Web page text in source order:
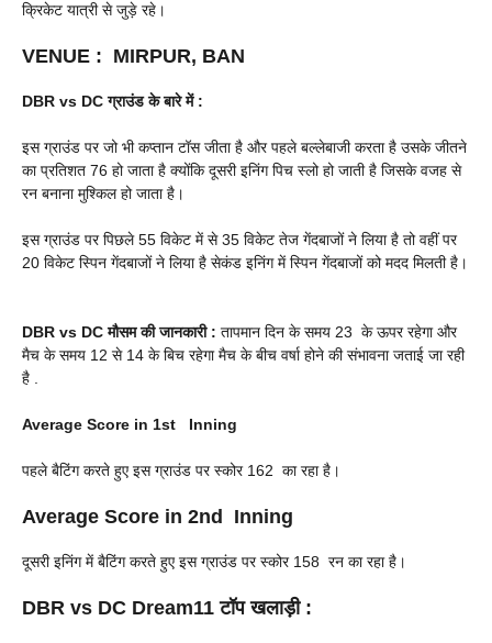
क्रिकेट यात्री से जुड़े रहे।
VENUE : MIRPUR, BAN
DBR vs DCग्राउंड के बारे में :
इस ग्राउंड पर जो भी कप्तान टॉस जीता है और पहले बल्लेबाजी करता है उसके जीतने
का प्रतिशत 76 हो जाता है क्योंकि दूसरी इनिंग पिच स्लो हो जाती है जिसके वजह से
रन बनाना मुश्किल हो जाता है।
इस ग्राउंड पर पिछले 55 विकेट में से 35 विकेट तेज गेंदबाजों ने लिया है तो वहीं पर
20 विकेट स्पिन गेंदबाजों ने लिया है सेकंड इनिंग में स्पिन गेंदबाजों को मदद मिलती है।
DBR vs DCमौसम की जानकारी : तापमान दिन के समय 23 के ऊपर रहेगा और
मैच के समय 12 से 14 के बिच रहेगा मैच के बीच वर्षा होने की संभावना जताई जा रही
है .
Average Score in 1st Inning
पहले बैटिंग करते हुए इस ग्राउंड पर स्कोर 162 का रहा है।
Average Score in 2nd Inning
दूसरी इनिंग में बैटिंग करते हुए इस ग्राउंड पर स्कोर 158 रन का रहा है।
DBR vs DC Dream11 टॉप खलाड़ी :